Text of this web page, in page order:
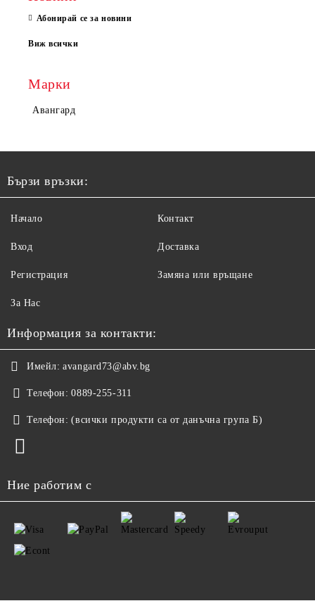
Абонирай се за новини
Виж всички
Марки
Авангард
Бързи връзки:
Начало
Вход
Регистрация
За Нас
Контакт
Доставка
Замяна или връщане
Информация за контакти:
Имейл: avangard73@abv.bg
Телефон: 0889-255-311
Телефон: (всички продукти са от данъчна група Б)
Ние работим с